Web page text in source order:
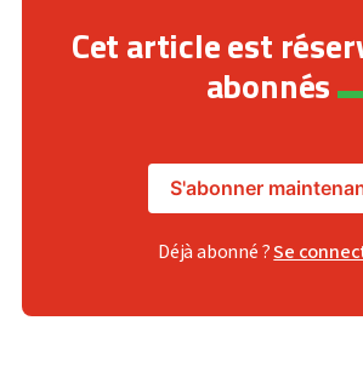
Cet article est
abonnés
S'abonner
Déjà abonné ?Se